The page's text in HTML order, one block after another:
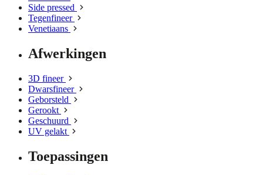
Side pressed
Tegenfineer
Venetiaans
Afwerkingen
3D fineer
Dwarsfineer
Geborsteld
Gerookt
Geschuurd
UV gelakt
Toepassingen